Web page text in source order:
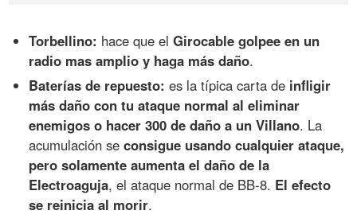
Torbellino: hace que elGirocable golpee en un
radio mas amplio y haga más daño.
Baterías de repuesto: es la típica carta de infligir
más daño con tu ataque normal al eliminar
enemigos o hacer 300 de daño a un Villano. La
acumulación seconsigue usando cualquier ataque,
pero solamente aumenta el daño de la
Electroaguja, el ataque normal de BB-8. El efecto
se reinicia al morir.